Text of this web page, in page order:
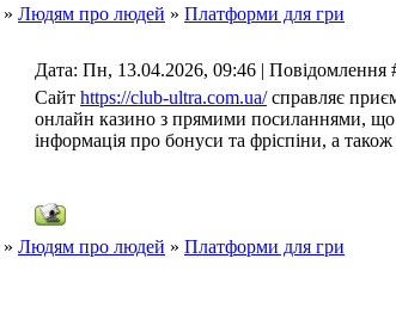
» Людям про людей » Платформи для гри
Дата: Пн, 13.04.2026, 09:46 | Повідомлення
Сайт https://club-ultra.com.ua/справляє
онлайн казино з прямими посиланнями, що
інформація про бонуси та фріспіни, а
» Людям про людей » Платформи для гри